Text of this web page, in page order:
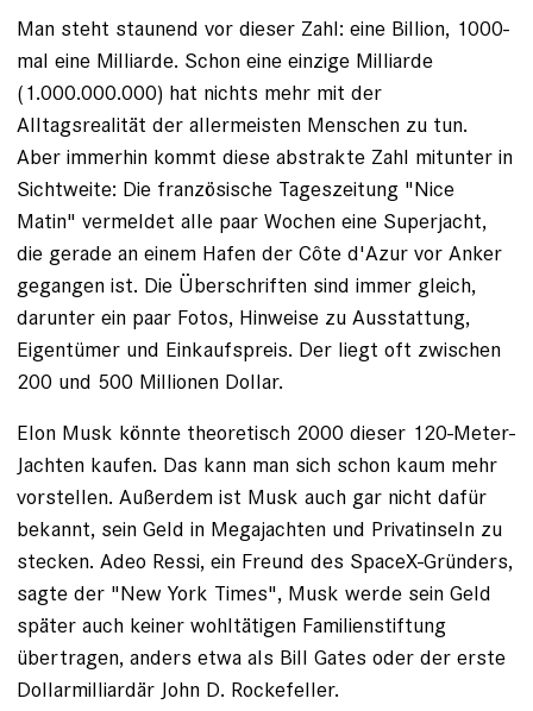
Man steht staunend vor dieser Zahl: eine Billion, 1000-
mal eine Milliarde. Schon eine einzige Milliarde
(1.000.000.000) hat nichts mehr mit der
Alltagsrealität der allermeisten Menschen zu tun.
Aber immerhin kommt diese abstrakte Zahl mitunter in
Sichtweite: Die französische Tageszeitung "Nice
Matin" vermeldet alle paar Wochen eine Superjacht,
die gerade an einem Hafen der Côte d'Azur vor Anker
gegangen ist. Die Überschriften sind immer gleich,
darunter ein paar Fotos, Hinweise zu Ausstattung,
Eigentümer und Einkaufspreis. Der liegt oft zwischen
200 und 500 Millionen Dollar.
Elon Musk könnte theoretisch 2000 dieser 120-Meter-
Jachten kaufen. Das kann man sich schon kaum mehr
vorstellen. Außerdem ist Musk auch gar nicht dafür
bekannt, sein Geld in Megajachten und Privatinseln zu
stecken. Adeo Ressi, ein Freund des SpaceX-Gründers,
sagte der "New York Times", Musk werde sein Geld
später auch keiner wohltätigen Familienstiftung
übertragen, anders etwa als Bill Gates oder der erste
Dollarmilliardär John D. Rockefeller.